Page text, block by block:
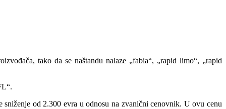
tako da se naštandu nalaze „fabia“, „rapid limo“, „rapid
od 2.300 evra u odnosu na zvanični cenovnik. U ovu cenu